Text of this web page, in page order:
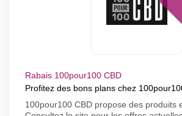
Rabais 100pour100 CBD
Profitez des bons plans chez
100pour100 CBD propose des produits